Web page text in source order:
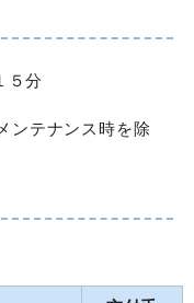
５分
ンテナンス時を除